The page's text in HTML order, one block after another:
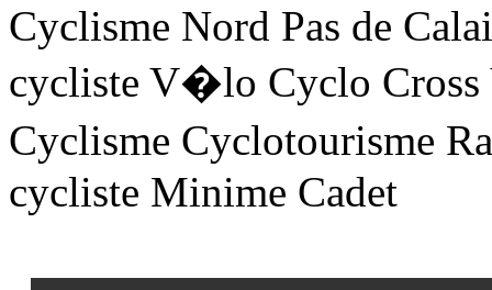
Cyclisme Nord Pas de
cycliste V�lo Cyclo Cross
Cyclisme Cyclotourisme
cycliste Minime Cadet